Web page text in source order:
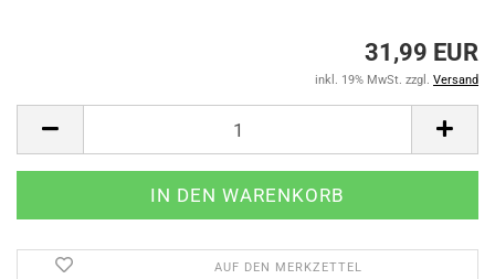
31,99 EUR
inkl. 19% MwSt. zzgl. Versand
AUF DEN MERKZETTEL